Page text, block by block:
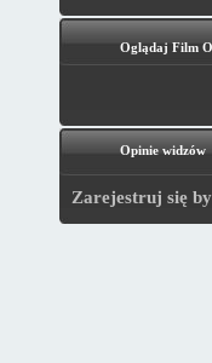
Oglądaj Film
Opinie widzów
Zarejestruj się